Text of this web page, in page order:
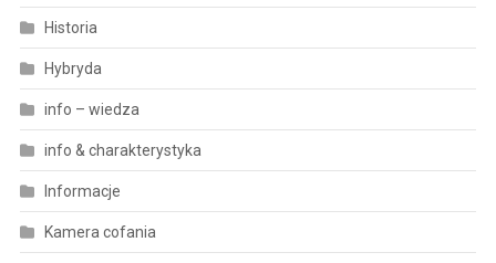
Historia
Hybryda
info – wiedza
info & charakterystyka
Informacje
Kamera cofania